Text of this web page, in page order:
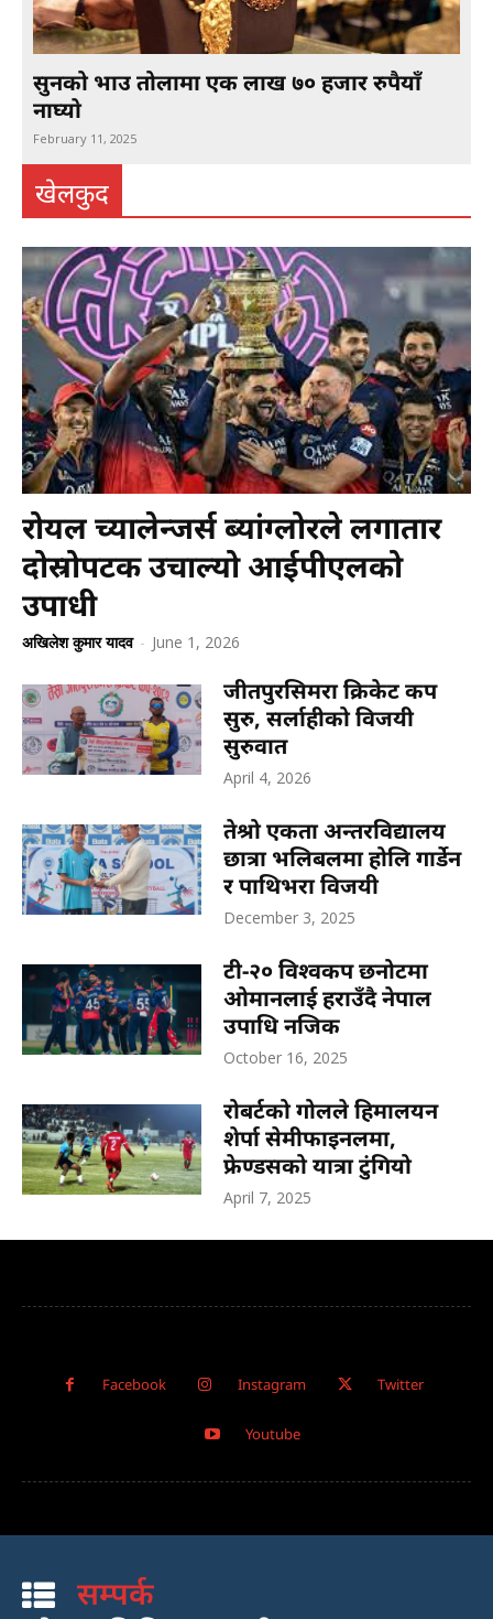
सुनको भाउ तोलामा एक लाख ७० हजार रुपैयाँ
नाघ्याे
February 11, 2025
खेलकुद
रोयल च्यालेन्जर्स ब्यांग्लोरले लगातार
दोस्रोपटक उचाल्यो आईपीएलको
उपाधी
अखिलेश कुमार यादव - June 1, 2026
जीतपुरसिमरा क्रिकेट कप
सुरु, सर्लाहीको विजयी
सुरुवात
April 4, 2026
तेश्रो एकता अन्तरविद्यालय
छात्रा भलिबलमा होलि गार्डेन
र पाथिभरा विजयी
December 3, 2025
टी-२० विश्वकप छनोटमा
ओमानलाई हराउँदै नेपाल
उपाधि नजिक
October 16, 2025
रोबर्टको गोलले हिमालयन
शेर्पा सेमीफाइनलमा,
फ्रेण्डसको यात्रा टुंगियो
April 7, 2025
Facebook Instagram Twitter
Youtube
सम्पर्क